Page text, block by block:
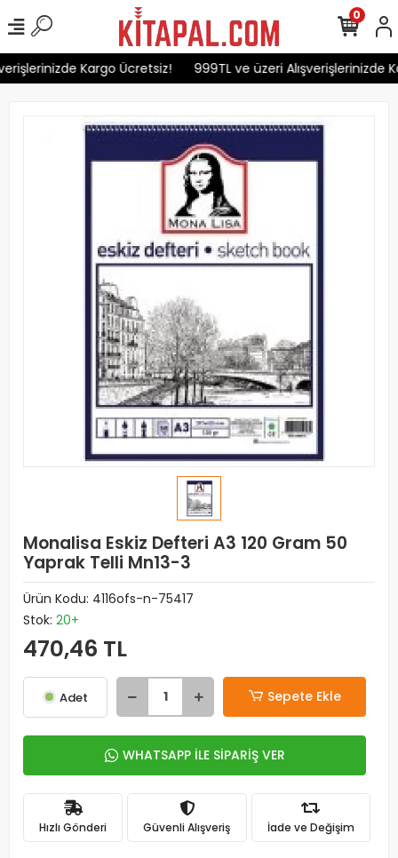
Kargo Ücretsiz! 999TL ve üzeri Alışverişlerinizde
0
Monalisa Eskiz Defteri A3 120 Gram 50
Yaprak Telli Mn13-3
Ürün Kodu: 4116ofs-n-75417
Stok: 20+
470,46 TL
Adet Sepete Ekle
WHATSAPP İLE SİPARİŞ VER
Hızlı Gönderi Güvenli Alışveriş İade ve Değişim